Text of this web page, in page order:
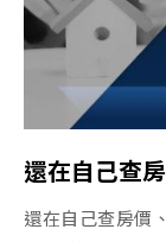
還在自己查房價